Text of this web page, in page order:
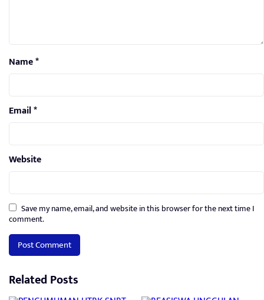
Name*
Email*
Website
Save my name, email, and website in this browser for the next time I
comment.
Related Posts